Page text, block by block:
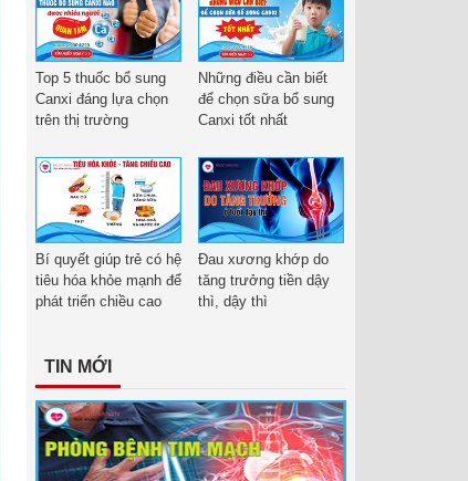
Top 5 thuốc bổ sung
Canxi đáng lựa chọn
trên thị trường
Những điều cần biết
để chọn sữa bổ sung
Canxi tốt nhất
Bí quyết giúp trẻ có hệ
tiêu hóa khỏe mạnh để
phát triển chiều cao
Đau xương khớp do
tăng trưởng tiền dậy
thì, dậy thì
TIN MỚI